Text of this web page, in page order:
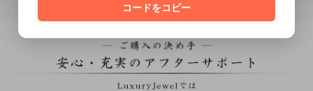
コードをコピー